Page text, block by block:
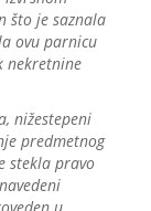
što je saznala
ovu parnicu
nekretnine
nižestepeni
predmetnog
stekla pravo